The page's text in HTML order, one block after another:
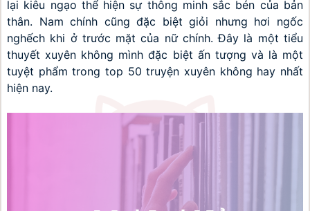
lại kiêu ngạo thể hiện sự thông minh sắc bén của bản
thân. Nam chính cũng đặc biệt giỏi nhưng hơi ngốc
nghếch khi ở trước mặt của nữ chính. Đây là một tiểu
thuyết xuyên không mình đặc biệt ấn tượng và là một
tuyệt phẩm trong top 50 truyện xuyên không hay nhất
hiện nay.